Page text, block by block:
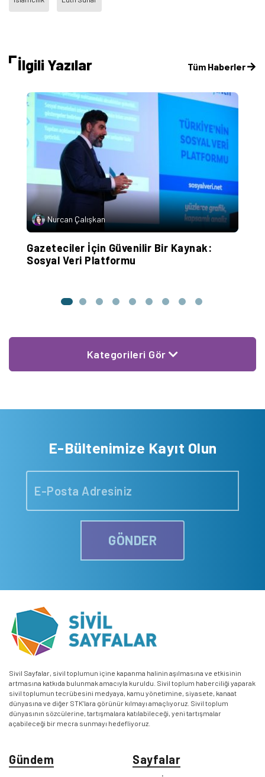
İlgili Yazılar Tüm Haberler
Nurcan Çalışkan
Gazeteciler İçin Güvenilir Bir Kaynak:
Sosyal Veri Platformu
Kategorileri Gör
E-Bültenimize Kayıt Olun
GÖNDER
Sivil Sayfalar, sivil toplumun içine kapanma halinin aşılmasına ve etkisinin
artmasına katkıda bulunmak amacıyla kuruldu. Sivil toplum haberciliği yaparak
sivil toplumun tecrübesini medyaya, kamu yönetimine, siyasete, kanaat
dünyasına ve diğer STK’lara görünür kılmayı amaçlıyoruz. Sivil toplum
dünyasının sözcülerine, tartışmalara katılabileceği, yeni tartışmalar
açabileceği bir mecra sunmayı hedefliyoruz.
Gündem Sayfalar